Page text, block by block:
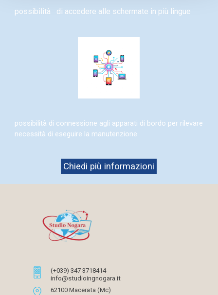
possibilità di accedere alle schermate in più lingue
possibilità di connessione agli apparati di bordo per rilevare
necessità di eseguire la manutenzione
Chiedi più informazioni
62100 Macerata (Mc)
(+039) 347 3718414
info@studioingnogara.it